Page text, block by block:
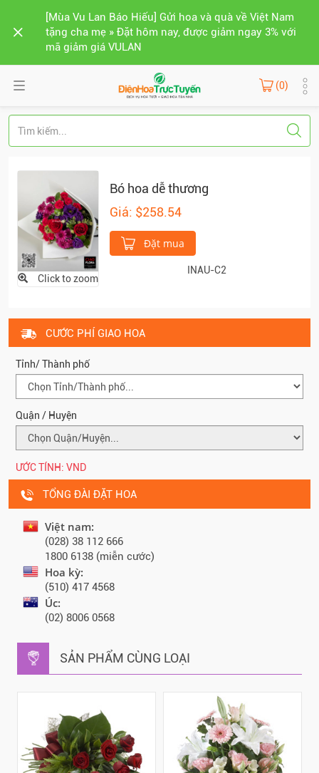
[Mùa Vu Lan Báo Hiếu] Gửi hoa và quà về Việt Nam
tặng cha mẹ » Đặt hôm nay, được giảm ngay 3% với
mã giảm giá VULAN
(0)
Click to zoom
Bó hoa dễ thương
Giá: $258.54
Đặt mua
INAU-C2
CƯỚC PHÍ GIAO HOA
Tỉnh/ Thành phố
Quận / Huyện
ƯỚC TÍNH: VND
TỔNG ĐÀI ĐẶT HOA
Việt nam:
(028) 38 112 666
1800 6138 (miễn cước)
Hoa kỳ:
(510) 417 4568
Úc:
(02) 8006 0568
SẢN PHẨM CÙNG LOẠI